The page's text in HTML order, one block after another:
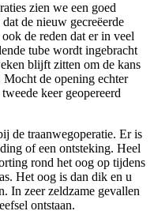
zien we een goed
de nieuw gecreëerde
de reden dat er in veel
tube wordt ingebracht
blijft zitten om de kans
de opening echter
keer geopereerd
de traanwegoperatie. Er is
of een ontsteking. Heel
rond het oog op tijdens
Het oog is dan dik en u
In zeer zeldzame gevallen
ontstaan.